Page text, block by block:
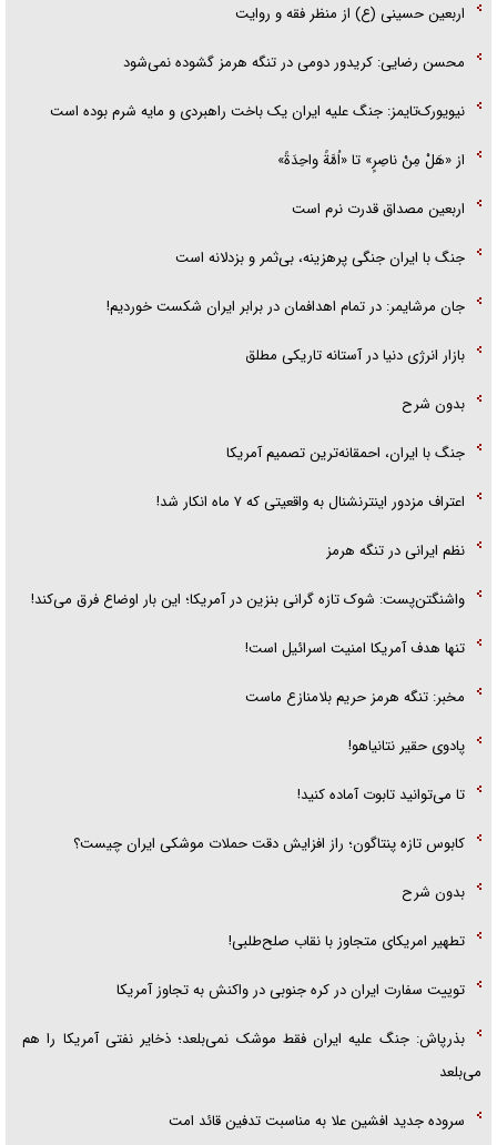
اربعین حسینی (ع) از منظر فقه و روایت
محسن رضایی: کریدور دومی در تنگه هرمز گشوده نمی‌شود
نیویورک‌تایمز: جنگ علیه ایران یک باخت راهبردی و مایه شرم بوده است
از «هَلْ مِنْ ناصِرٍ» تا «اُمَّةً واحِدَةً»
اربعین مصداق قدرت نرم است
جنگ با ایران جنگی پرهزینه، بی‌ثمر و بزدلانه است
جان مرشایمر: در تمام اهدافمان در برابر ایران شکست خوردیم!
بازار انرژی دنیا در آستانه تاریکی مطلق
بدون شرح
جنگ با ایران، احمقانه‌ترین تصمیم آمریکا
اعتراف مزدور اینترنشنال به واقعیتی که ۷ ماه انکار شد!
نظم ایرانی در تنگه هرمز
واشنگتن‌پست: شوک تازه گرانی بنزین در آمریکا؛ این بار اوضاع فرق می‌کند!
تنها هدف آمریکا امنیت اسرائیل است!
مخبر: تنگه هرمز حریم بلامنازع ماست
پادوی حقیر نتانیاهو!
تا می‌توانید تابوت آماده کنید!
کابوس تازه پنتاگون؛ راز افزایش دقت حملات موشکی ایران چیست؟
بدون شرح
تطهیر امریکای متجاوز با نقاب صلح‌طلبی!
توییت سفارت ایران در کره جنوبی در واکنش به تجاوز آمریکا
بذرپاش: ‏جنگ علیه ایران فقط موشک نمی‌بلعد؛ ذخایر نفتی آمریکا را هم
می‌بلعد
سروده جدید افشین علا به مناسبت تدفین قائد امت